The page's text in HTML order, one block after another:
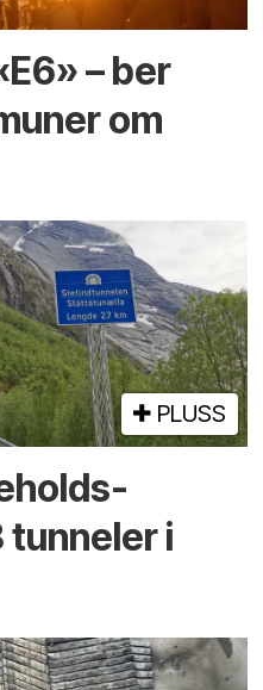
– ber
om
PLUSS
i